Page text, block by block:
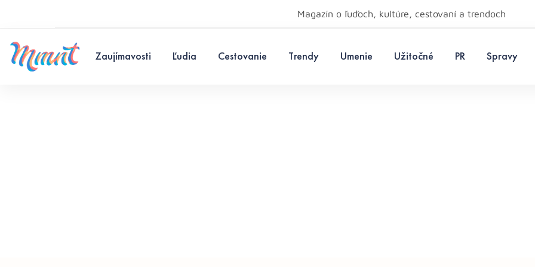
Magazín o ľuďoch, kultúre, cestovaní a trendoch
Zaujímavosti Ľudia Cestovanie Trendy Umenie Užitočné PR Spravy